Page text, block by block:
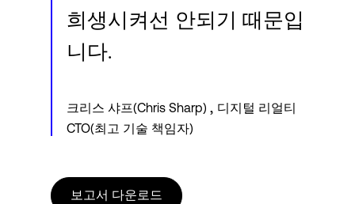
희생시켜선 안되기 때문입
니다.
크리스 샤프(Chris Sharp) , 디지털 리얼티
CTO(최고 기술 책임자)
보고서 다운로드